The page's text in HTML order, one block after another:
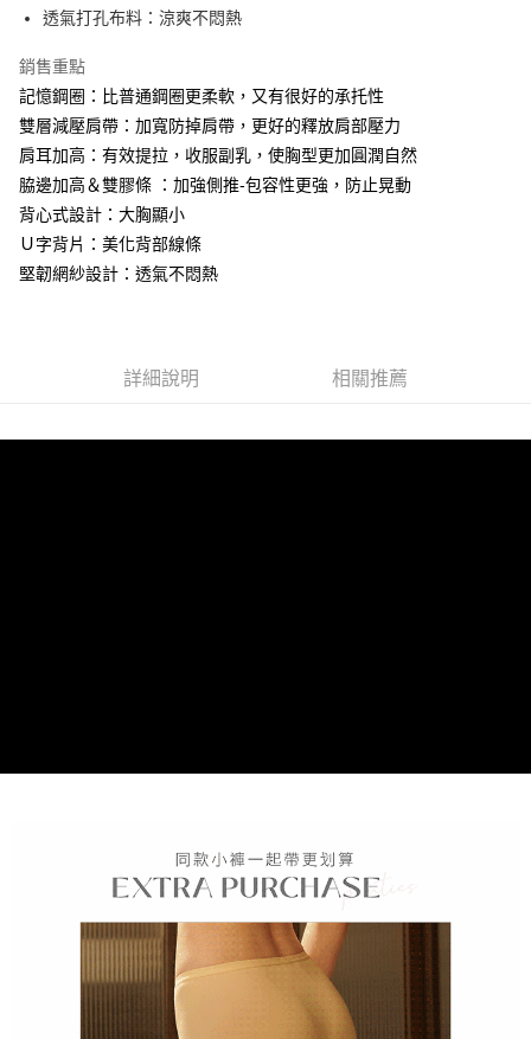
每筆NT$90，滿NT$1,300(含以上)免運費
7-11取貨付款
每筆NT$90，滿NT$1,300(含以上)免運費
付款後7-11取貨
每筆NT$90，滿NT$1,300(含以上)免運費
7-11取貨(快速到店)
每筆NT$90
宅配-貨到不付款
澳門直送- 順豐海外 查看運費
透氣打孔布料：涼爽不悶熱
銷售重點
記憶鋼圈：比普通鋼圈更柔軟，又有很好的承托性
雙層減壓肩帶：加寬防掉肩帶，更好的釋放肩部壓力
肩耳加高：有效提拉，收服副乳，使胸型更加圓潤自然
脇邊加高＆雙膠條 ：加強側推-包容性更強，防止晃動
背心式設計：大胸顯小
Ｕ字背片：美化背部線條
堅韌網紗設計：透氣不悶熱
詳細說明 相關推薦